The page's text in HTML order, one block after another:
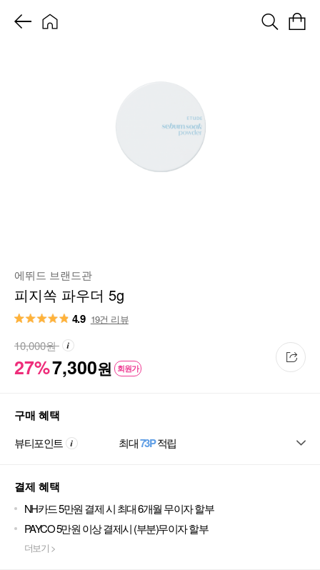
에뛰드 브랜드관
피지쏙 파우더 5g
4.9 19건 리뷰
27%7,300원 회원가
10,000원
구매 혜택
뷰티포인트 최대73P적립
결제 혜택
NH카드 5만원 결제 시 최대 6개월 무이자 할부
PAYCO 5만원 이상 결제시 (부분)무이자 할부
더보기 >